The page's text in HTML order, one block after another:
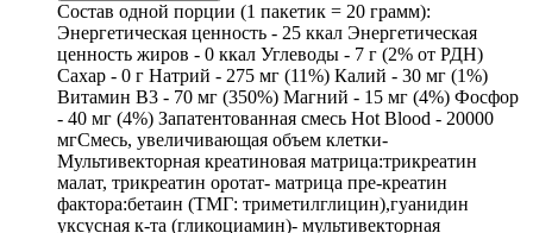
Состав одной порции (1 пакетик = 20 грамм):
Энергетическая ценность - 25 ккал Энергетическая
ценность жиров - 0 ккал Углеводы - 7 г (2% от РДН)
Сахар - 0 г Натрий - 275 мг (11%) Калий - 30 мг (1%)
Витамин В3 - 70 мг (350%) Магний - 15 мг (4%) Фосфор
- 40 мг (4%) Запатентованная смесь Hot Blood - 20000
мгСмесь, увеличивающая объем клетки-
Мультивекторная креатиновая матрица:трикреатин
малат, трикреатин оротат- матрица пре-креатин
фактора:бетаин (ТМГ: триметилглицин),гуанидин
уксусная к-та (гликоциамин)- мультивекторная